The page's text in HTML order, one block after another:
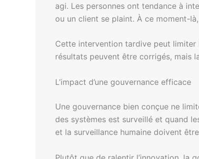
agi. Les personnes ont tendance à
ou un client se plaint. À ce moment-
Cette intervention tardive peut limiter
résultats peuvent être corrigés, mais
L’impact d’une gouvernance efficace
Une gouvernance bien conçue ne
des systèmes est surveillé et quand
et la surveillance humaine doivent